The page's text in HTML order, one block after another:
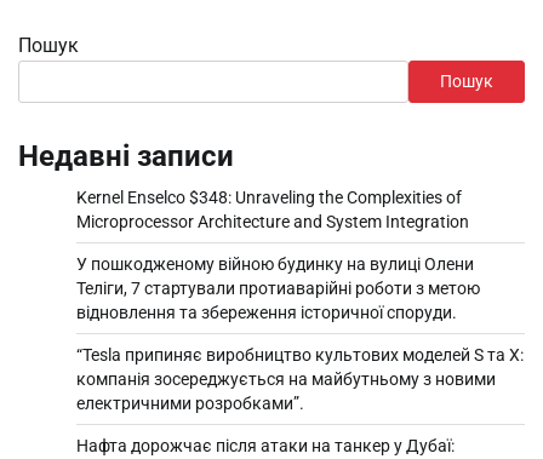
Пошук
Пошук
Недавні записи
Kernel Enselco $348: Unraveling the Complexities of
Microprocessor Architecture and System Integration
У пошкодженому війною будинку на вулиці Олени
Теліги, 7 стартували протиаварійні роботи з метою
відновлення та збереження історичної споруди.
“Tesla припиняє виробництво культових моделей S та X:
компанія зосереджується на майбутньому з новими
електричними розробками”.
Нафта дорожчає після атаки на танкер у Дубаї: